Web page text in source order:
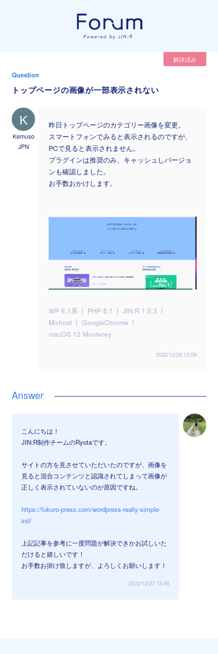
解決済み
Question
トップページの画像が一部表示されない
K
Kemuso
JPN
昨日トップページのカテゴリー画像を変更。
スマートフォンでみると表示されるのですが、
PCで見ると表示されません。
プラグインは推奨のみ、キャッシュしバージョ
ンも確認しました。
お手数おかけします。
WP 6.1系 PHP 8.1
JIN:R 1.0.3
Mixhost
GoogleChrome
macOS 12 Monterey
2022/12/26 12:09
こんにちは！
JIN:R制作チームのRyotaです。
サイトの方を見させていただいたのですが、画像を
見ると混合コンテンツと認識されてしまって画像が
正しく表示されていないのが原因ですね。
https://fukuro-press.com/wordpress-really-simple-
ssl/
上記記事を参考に一度問題が解決できかお試しいた
だけると嬉しいです！
お手数お掛け致しますが、よろしくお願いします！
2022/12/27 13:48